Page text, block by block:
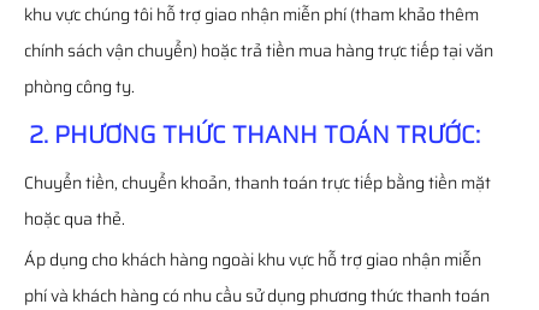
khu vực chúng tôi hỗ trợ giao nhận miễn phí (tham khảo thêm
chính sách vận chuyển) hoặc trả tiền mua hàng trực tiếp tại văn
phòng công ty.
2. PHƯƠNG THỨC THANH TOÁN TRƯỚC:
Chuyển tiền, chuyển khoản, thanh toán trực tiếp bằng tiền mặt
hoặc qua thẻ.
Áp dụng cho khách hàng ngoài khu vực hỗ trợ giao nhận miễn
phí và khách hàng có nhu cầu sử dụng phương thức thanh toán